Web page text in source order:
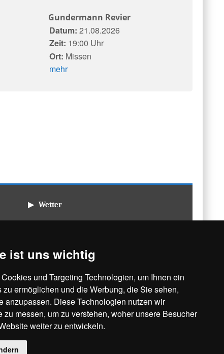
ist uns wichtig
und Targeting Technologien, um Ihnen ein
ermöglichen und die Werbung, die Sie sehen,
anzupassen. Diese Technologien nutzen wir
messen, um zu verstehen, woher unsere Besucher
weiter zu entwickeln.
Gundermann Revier
Datum: 21.08.2026
Zeit: 19:00 Uhr
Ort: Missen
mehr
▶ Wetter
Leicht bewölkt
Leicht bewölkt
Leicht bewölkt
Leicht bewölkt
Aktuelles Wetter ansehen